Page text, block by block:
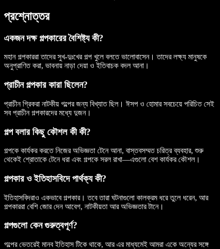
প্রশ্নোত্তর
একজন দক্ষ গল্পকারের বৈশিষ্ট্য কী?
মহান গল্পকাররা তাদের সুখ-দুঃখের গল্প খুলে বলতে ভালোবাসেন। তাদের লক্ষ্য মানুষকে
অনুপ্রাণিত করা, ভাবনায় নাড়া দেয়া ও ইতিবাচক বদল আনা।
প্রাচীন গল্পকার কারা ছিলেন?
প্রাচীন গ্রিকরা নাটকীয় গল্পের জন্য বিখ্যাত ছিল। ঈসপ ও হোমার সবচেয়ে পরিচিত সেই
সব প্রাচীন গল্পকারদের মধ্যে দুজন।
গল্প বলার কিছু কৌশল কী কী?
গল্পকে কার্যকর করতে নিজের অভিজ্ঞতা টেনে আনা, বাস্তবসম্মত চরিত্র ব্যবহার, শুরু
থেকেই শ্রোতাকে টেনে ধরা এবং গল্পকে সরল রাখা—এগুলো বেশ কার্যকর কৌশল।
গল্পকার ও ইতিহাসবিদে পার্থক্য কী?
ইতিহাসবিদরাও একভাবে গল্পকার। তবে তারা ঘটনাগুলো কালক্রম ধরে তুলে ধরেন, আর
গল্পকাররা বেশি জোর দেন আবেগ, নাটকীয়তা আর অভিজ্ঞতার টানে।
গল্পগুলো কেন গুরুত্বপূর্ণ?
গল্পের ভেতরেই মানব ইতিহাস টিকে থাকে, আর এর মাধ্যমেই আমরা একে অন্যের সঙ্গে